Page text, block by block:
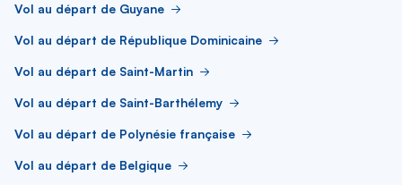
Vol au départ de Guyane
Vol au départ de République Dominicaine
Vol au départ de Saint-Martin
Vol au départ de Saint-Barthélemy
Vol au départ de Polynésie française
Vol au départ de Belgique